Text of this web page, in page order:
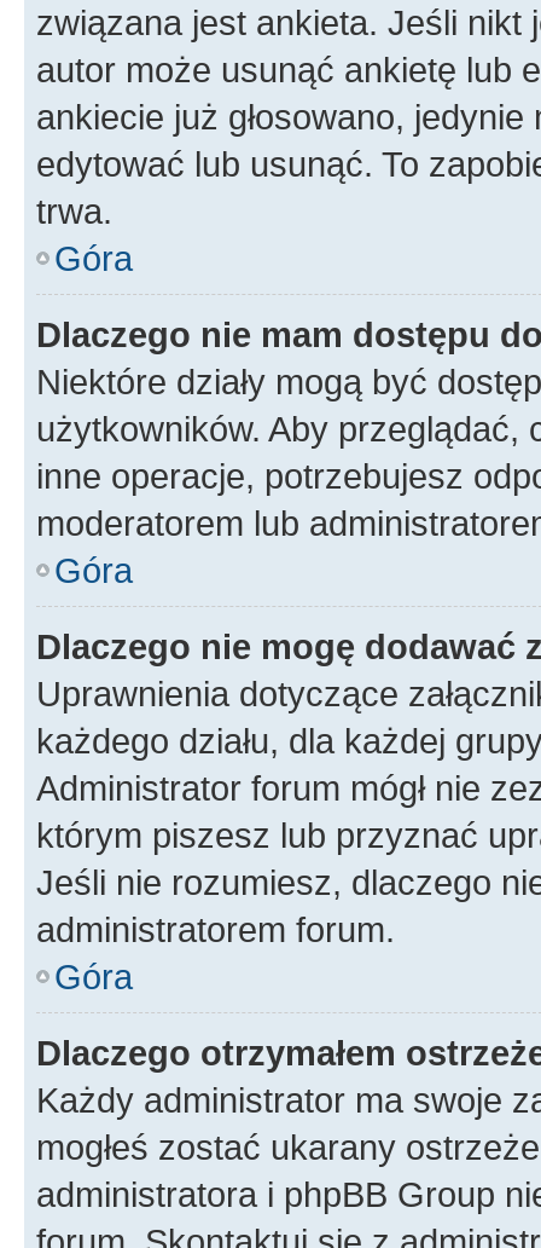
związana jest ankieta. Jeśli nikt
autor może usunąć ankietę lub
ankiecie już głosowano,
edytować lub usunąć. To
trwa.
Góra
Dlaczego nie mam dostępu
Niektóre działy mogą być
użytkowników. Aby
inne operacje, potrzebujesz
moderatorem lub
Góra
Dlaczego nie mogę dodawać
Uprawnienia dotyczące
każdego działu, dla każdej
Administrator forum mógł nie
którym piszesz lub przyznać
Jeśli nie rozumiesz, dlaczego
administratorem forum.
Góra
Dlaczego otrzymałem
Każdy administrator ma swoje
mogłeś zostać ukarany
administratora i phpBB Group